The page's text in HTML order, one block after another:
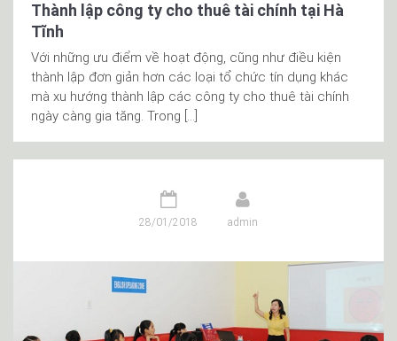
Thành lập công ty cho thuê tài chính tại Hà
Tĩnh
Với những ưu điểm về hoạt động, cũng như điều kiện
thành lập đơn giản hơn các loại tổ chức tín dụng khác
mà xu hướng thành lập các công ty cho thuê tài chính
ngày càng gia tăng. Trong […]
28/01/2018 admin